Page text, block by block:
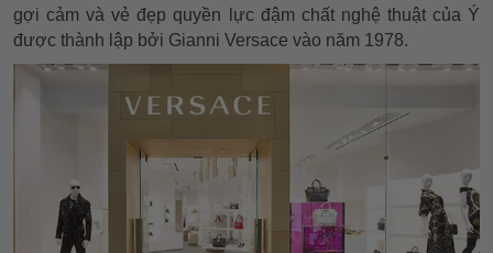
gợi cảm và vẻ đẹp quyền lực đậm chất nghệ thuật của Ý
được thành lập bởi Gianni Versace vào năm 1978.